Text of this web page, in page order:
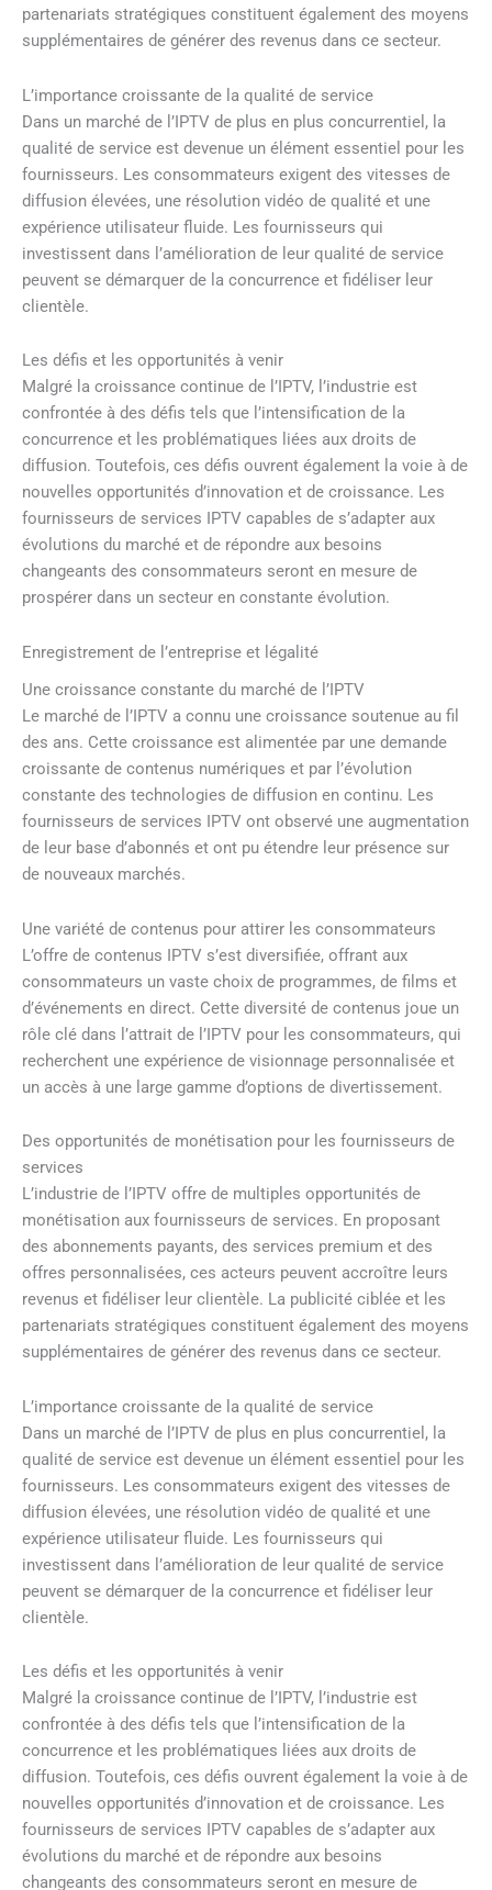
partenariats stratégiques constituent également des moyens
supplémentaires de générer des revenus dans ce secteur.
L’importance croissante de la qualité de service
Dans un marché de l’IPTV de plus en plus concurrentiel, la
qualité de service est devenue un élément essentiel pour les
fournisseurs. Les consommateurs exigent des vitesses de
diffusion élevées, une résolution vidéo de qualité et une
expérience utilisateur fluide. Les fournisseurs qui
investissent dans l’amélioration de leur qualité de service
peuvent se démarquer de la concurrence et fidéliser leur
clientèle.
Les défis et les opportunités à venir
Malgré la croissance continue de l’IPTV, l’industrie est
confrontée à des défis tels que l’intensification de la
concurrence et les problématiques liées aux droits de
diffusion. Toutefois, ces défis ouvrent également la voie à de
nouvelles opportunités d’innovation et de croissance. Les
fournisseurs de services IPTV capables de s’adapter aux
évolutions du marché et de répondre aux besoins
changeants des consommateurs seront en mesure de
prospérer dans un secteur en constante évolution.
Enregistrement de l’entreprise et légalité
Une croissance constante du marché de l’IPTV
Le marché de l’IPTV a connu une croissance soutenue au fil
des ans. Cette croissance est alimentée par une demande
croissante de contenus numériques et par l’évolution
constante des technologies de diffusion en continu. Les
fournisseurs de services IPTV ont observé une augmentation
de leur base d’abonnés et ont pu étendre leur présence sur
de nouveaux marchés.
Une variété de contenus pour attirer les consommateurs
L’offre de contenus IPTV s’est diversifiée, offrant aux
consommateurs un vaste choix de programmes, de films et
d’événements en direct. Cette diversité de contenus joue un
rôle clé dans l’attrait de l’IPTV pour les consommateurs, qui
recherchent une expérience de visionnage personnalisée et
un accès à une large gamme d’options de divertissement.
Des opportunités de monétisation pour les fournisseurs de
services
L’industrie de l’IPTV offre de multiples opportunités de
monétisation aux fournisseurs de services. En proposant
des abonnements payants, des services premium et des
offres personnalisées, ces acteurs peuvent accroître leurs
revenus et fidéliser leur clientèle. La publicité ciblée et les
partenariats stratégiques constituent également des moyens
supplémentaires de générer des revenus dans ce secteur.
L’importance croissante de la qualité de service
Dans un marché de l’IPTV de plus en plus concurrentiel, la
qualité de service est devenue un élément essentiel pour les
fournisseurs. Les consommateurs exigent des vitesses de
diffusion élevées, une résolution vidéo de qualité et une
expérience utilisateur fluide. Les fournisseurs qui
investissent dans l’amélioration de leur qualité de service
peuvent se démarquer de la concurrence et fidéliser leur
clientèle.
Les défis et les opportunités à venir
Malgré la croissance continue de l’IPTV, l’industrie est
confrontée à des défis tels que l’intensification de la
concurrence et les problématiques liées aux droits de
diffusion. Toutefois, ces défis ouvrent également la voie à de
nouvelles opportunités d’innovation et de croissance. Les
fournisseurs de services IPTV capables de s’adapter aux
évolutions du marché et de répondre aux besoins
changeants des consommateurs seront en mesure de